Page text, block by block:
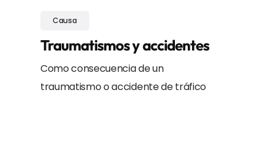
Causa
Traumatismos y accidentes
Como consecuencia de un
traumatismo o accidente de tráfico